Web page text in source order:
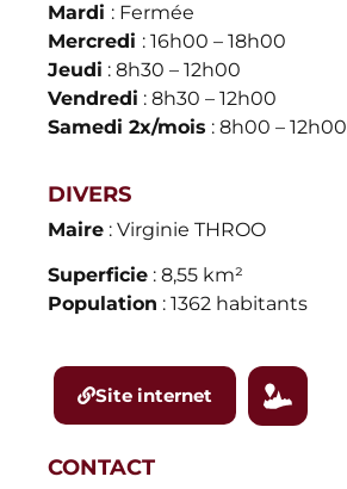
Mardi : Fermée
Mercredi : 16h00 – 18h00
Jeudi : 8h30 – 12h00
Vendredi : 8h30 – 12h00
Samedi 2x/mois : 8h00 – 12h00
DIVERS
Maire : Virginie THROO
Superficie : 8,55 km²
Population : 1362 habitants
Site internet
CONTACT